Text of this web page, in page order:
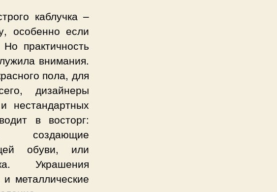
каблучка –
особенно если
практичность
внимания.
пола, для
дизайнеры
нестандартных
в восторг:
создающие
обуви, или
Украшения
металлические